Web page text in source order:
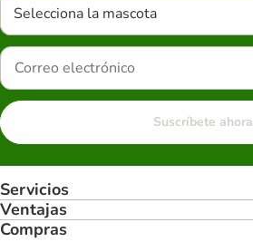
Selecciona la mascota
Suscríbete ahora
Servicios
Ventajas
Compras